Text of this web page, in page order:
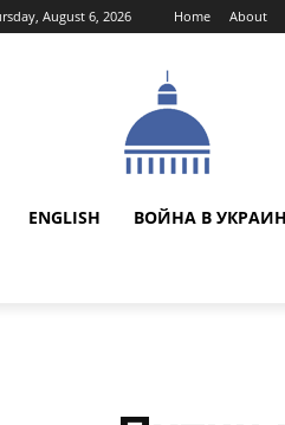
August 6, 2026 Home About
ENGLISH ВОЙНА В